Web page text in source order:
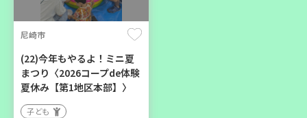
大人の発達障がいを学び、
か？
大人向け
学び・体験
尼崎市
(22)今年もやるよ！ミニ夏
まつり〈2026コープde体験
夏休み【第1地区本部】〉
子ども